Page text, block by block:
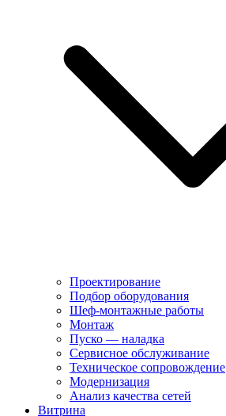
Проектирование
Подбор оборудования
Шеф-монтажные работы
Монтаж
Пуско — наладка
Сервисное обслуживание
Техническое сопровождение
Модернизация
Анализ качества сетей
Витрина